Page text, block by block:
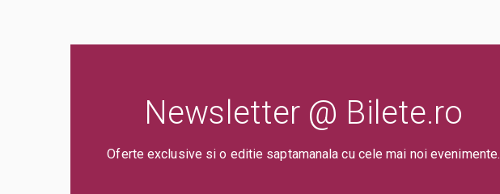
Newsletter @ Bilete.ro
Oferte exclusive si o editie saptamanala cu cele mai noi evenimente.